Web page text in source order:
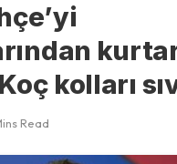
kolları
Read